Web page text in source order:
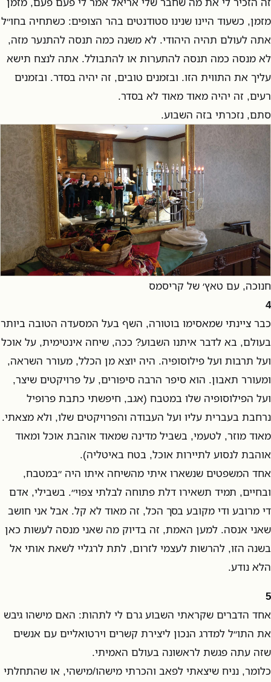
מזמן, כשעוד היינו שנינו סטודנטים בהר הצופים: כשתחיה בחו״ל
אתה לעולם תהיה היהודי. לא משנה כמה תנסה להתנער מזה,
לא מנסה כמה תנסה להתערות או להתבולל. אתה לנצח תישא
עליך את התווית הזו. ובזמנים טובים, זה יהיה בסדר. ובזמנים
רעים, זה יהיה מאוד מאוד לא בסדר.
סתם, נזכרתי בזה השבוע.
חנוכה, עם טאץ׳ של קריסמס
4
כבר ציינתי שמאסימו בוטורה, השף בעל המסעדה הטובה ביותר
בעולם, בא לדבר איתנו השבוע? ככה, שיחה אינטימית, על אוכל
ועל תרבות ועל פילוסופיה. היה יוצא מן הכלל, מעורר השראה,
ומעורר תאבון. הוא סיפר הרבה סיפורים, על פרויקטים שיצר,
ועל הפילוסופיה שלו במטבח (אגב, חיפשתי כתבת פרופיל
נרחבת בעברית עליו ועל העבודה והפרויקטים שלו, ולא מצאתי.
מאוד מוזר, לטעמי, בשביל מדינה שמאוד אוהבת אוכל ומאוד
אוהבת לנסוע לתיירות אוכל, בטח באיטליה).
אחד המשפטים שנשארו איתי מהשיחה איתו היה ״במטבח,
ובחיים, תמיד תשאירו דלת פתוחה לבלתי צפוי״. בשבילי, אדם
די מרובע ודי מקובע בסך הכל, זה מאוד לא קל. אבל אני חושב
שאני אנסה. למען האמת, זה בדיוק מה שאני מנסה לעשות כאן
בשנה הזו, להרשות לעצמי לזרום, לתת לרגליי לשאת אותי אל
הלא נודע.
5
אחד הדברים שקראתי השבוע גרם לי לתהות: האם מישהו גיבש
את התו״ל למדרג הנכון ליצירת קשרים וירטואליים עם אנשים
שזה עתה פגשת לראשונה בעולם האמיתי.
כלומר, נניח שיצאתי לפאב והכרתי מישהו/מישהי, או שהתחלתי